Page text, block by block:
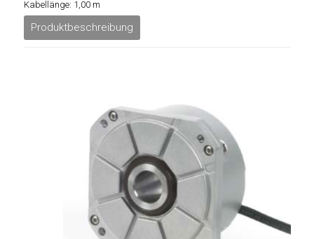
Kabellänge: 1,00 m
Produktbeschreibung